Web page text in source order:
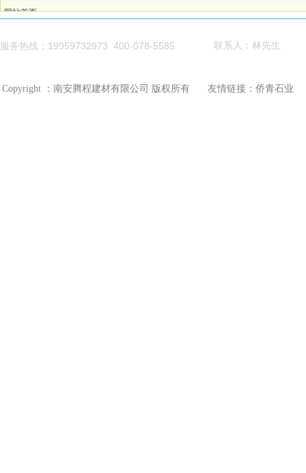
网站首页
关于我们
联系我们
服务热线： 19959732973 400-078-5585 联系人：林先生
Copyright ：南安腾程建材有限公司 版权所有 友情链接： 侨青石业